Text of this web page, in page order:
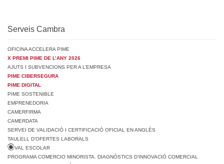
Serveis Cambra
OFICINA ACCELERA PIME
X PREMI PIME DE L’ANY 2026
AJUTS I SUBVENCIONS PER A L’EMPRESA
PIME CIBERSEGURA
PIME DIGITAL
PIME SOSTENIBLE
EMPRENEDORIA
CAMERFIRMA
CAMERDATA
SERVEI DE VALIDACIÓ I CERTIFICACIÓ OFICIAL EN ANGLÈS
TAULELL D’OFERTES LABORALS
VAL ESCOLAR
PROGRAMA COMERCIO MINORISTA. DIAGNÒSTICS D’INNOVACIÓ COMERCIAL